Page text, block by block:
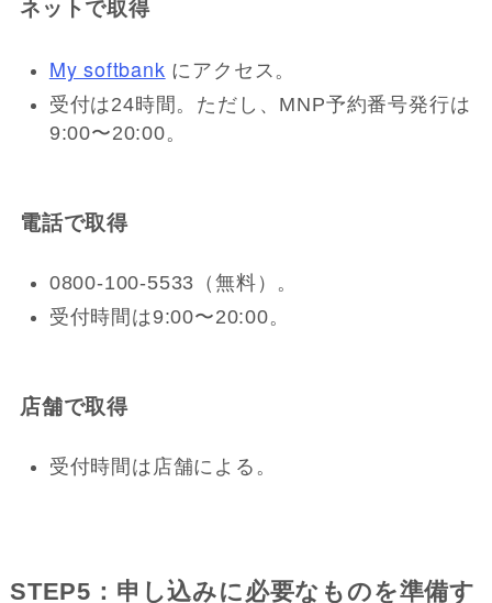
ネットで取得
My softbank にアクセス。
受付は24時間。ただし、MNP予約番号発行は
9:00〜20:00。
電話で取得
0800-100-5533（無料）。
受付時間は9:00〜20:00。
店舗で取得
受付時間は店舗による。
STEP5：申し込みに必要なものを準備す